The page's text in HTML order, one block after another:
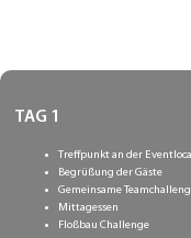
TAG 1
Treffpunkt an der
Begrüßung der Gäste
Gemeinsame
Mittagessen
Floßbau Challenge